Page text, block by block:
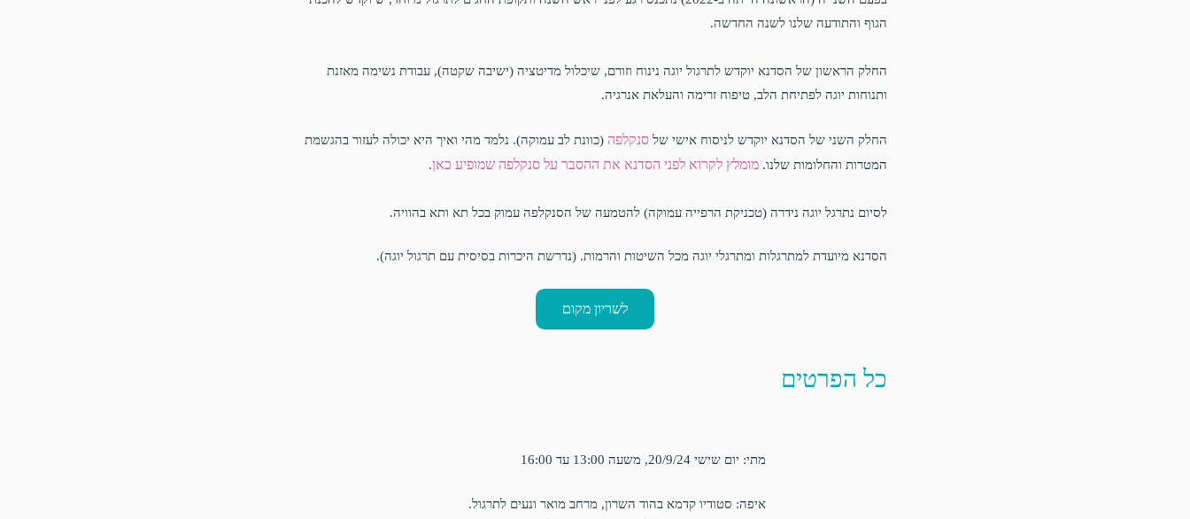
הגוף והתודעה שלנו לשנה החדשה.
החלק הראשון של הסדנא יוקדש לתרגול יוגה נינוח וזורם, שיכלול מדיטציה (ישיבה שקטה), עבודת נשימה מאזנת
ותנוחות יוגה לפתיחת הלב, טיפוח זרימה והעלאת אנרגיה.
החלק השני של הסדנא יוקדש לניסוח אישי של סנקלפה (כוונת לב עמוקה). נלמד מהי ואיך היא יכולה לעזור בהגשמת
המטרות והחלומות שלנו. מומלץ לקרוא לפני הסדנא את ההסבר על סנקלפה שמופיע כאן.
לסיום נתרגל יוגה נידרה (טכניקת הרפייה עמוקה) להטמעה של הסנקלפה עמוק בכל תא ותא בהוויה.
הסדנא מיועדת למתרגלות ומתרגלי יוגה מכל השיטות והרמות. (נדרשת היכרות בסיסית עם תרגול יוגה).
לשריון מקום
כל הפרטים
מתי: יום שישי 20/9/24, משעה 13:00 עד 16:00
איפה: סטודיו קדמא בהוד השרון, מרחב מואר ונעים לתרגול.